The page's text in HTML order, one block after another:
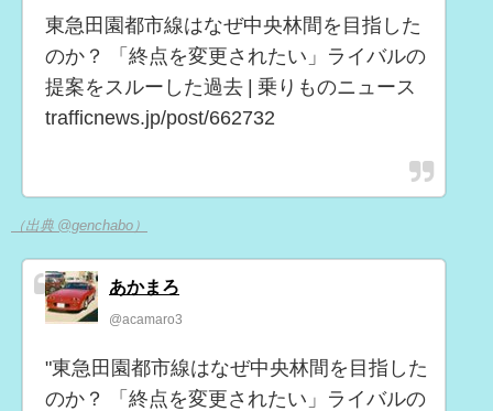
東急田園都市線はなぜ中央林間を目指した
のか？ 「終点を変更されたい」ライバルの
提案をスルーした過去 | 乗りものニュース
trafficnews.jp/post/662732
（出典 @genchabo）
あかまろ
@acamaro3
"東急田園都市線はなぜ中央林間を目指した
のか？ 「終点を変更されたい」ライバルの